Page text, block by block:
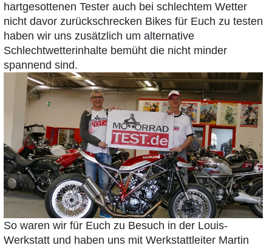
hartgesottenen Tester auch bei schlechtem Wetter
nicht davor zurückschrecken Bikes für Euch zu testen
haben wir uns zusätzlich um alternative
Schlechtwetterinhalte bemüht die nicht minder
spannend sind.
So waren wir für Euch zu Besuch in der Louis-
Werkstatt und haben uns mit Werkstattleiter Martin